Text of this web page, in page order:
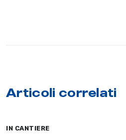
Articoli correlati
IN CANTIERE